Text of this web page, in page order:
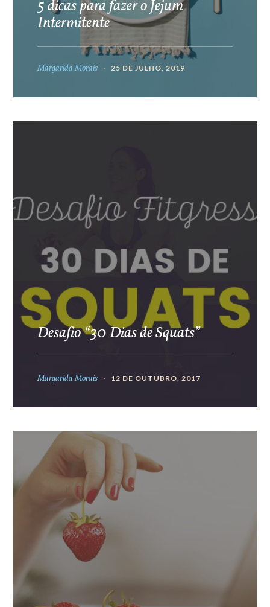
5 dicas para fazer o Jejum
Intermitente
Margarida Morais 25 DE JULHO, 2019
Desafio “30 Dias de Squats”
Margarida Morais 12 DE OUTUBRO, 2017